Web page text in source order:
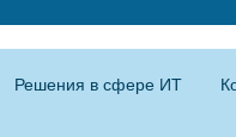
Решения в сфере ИТ